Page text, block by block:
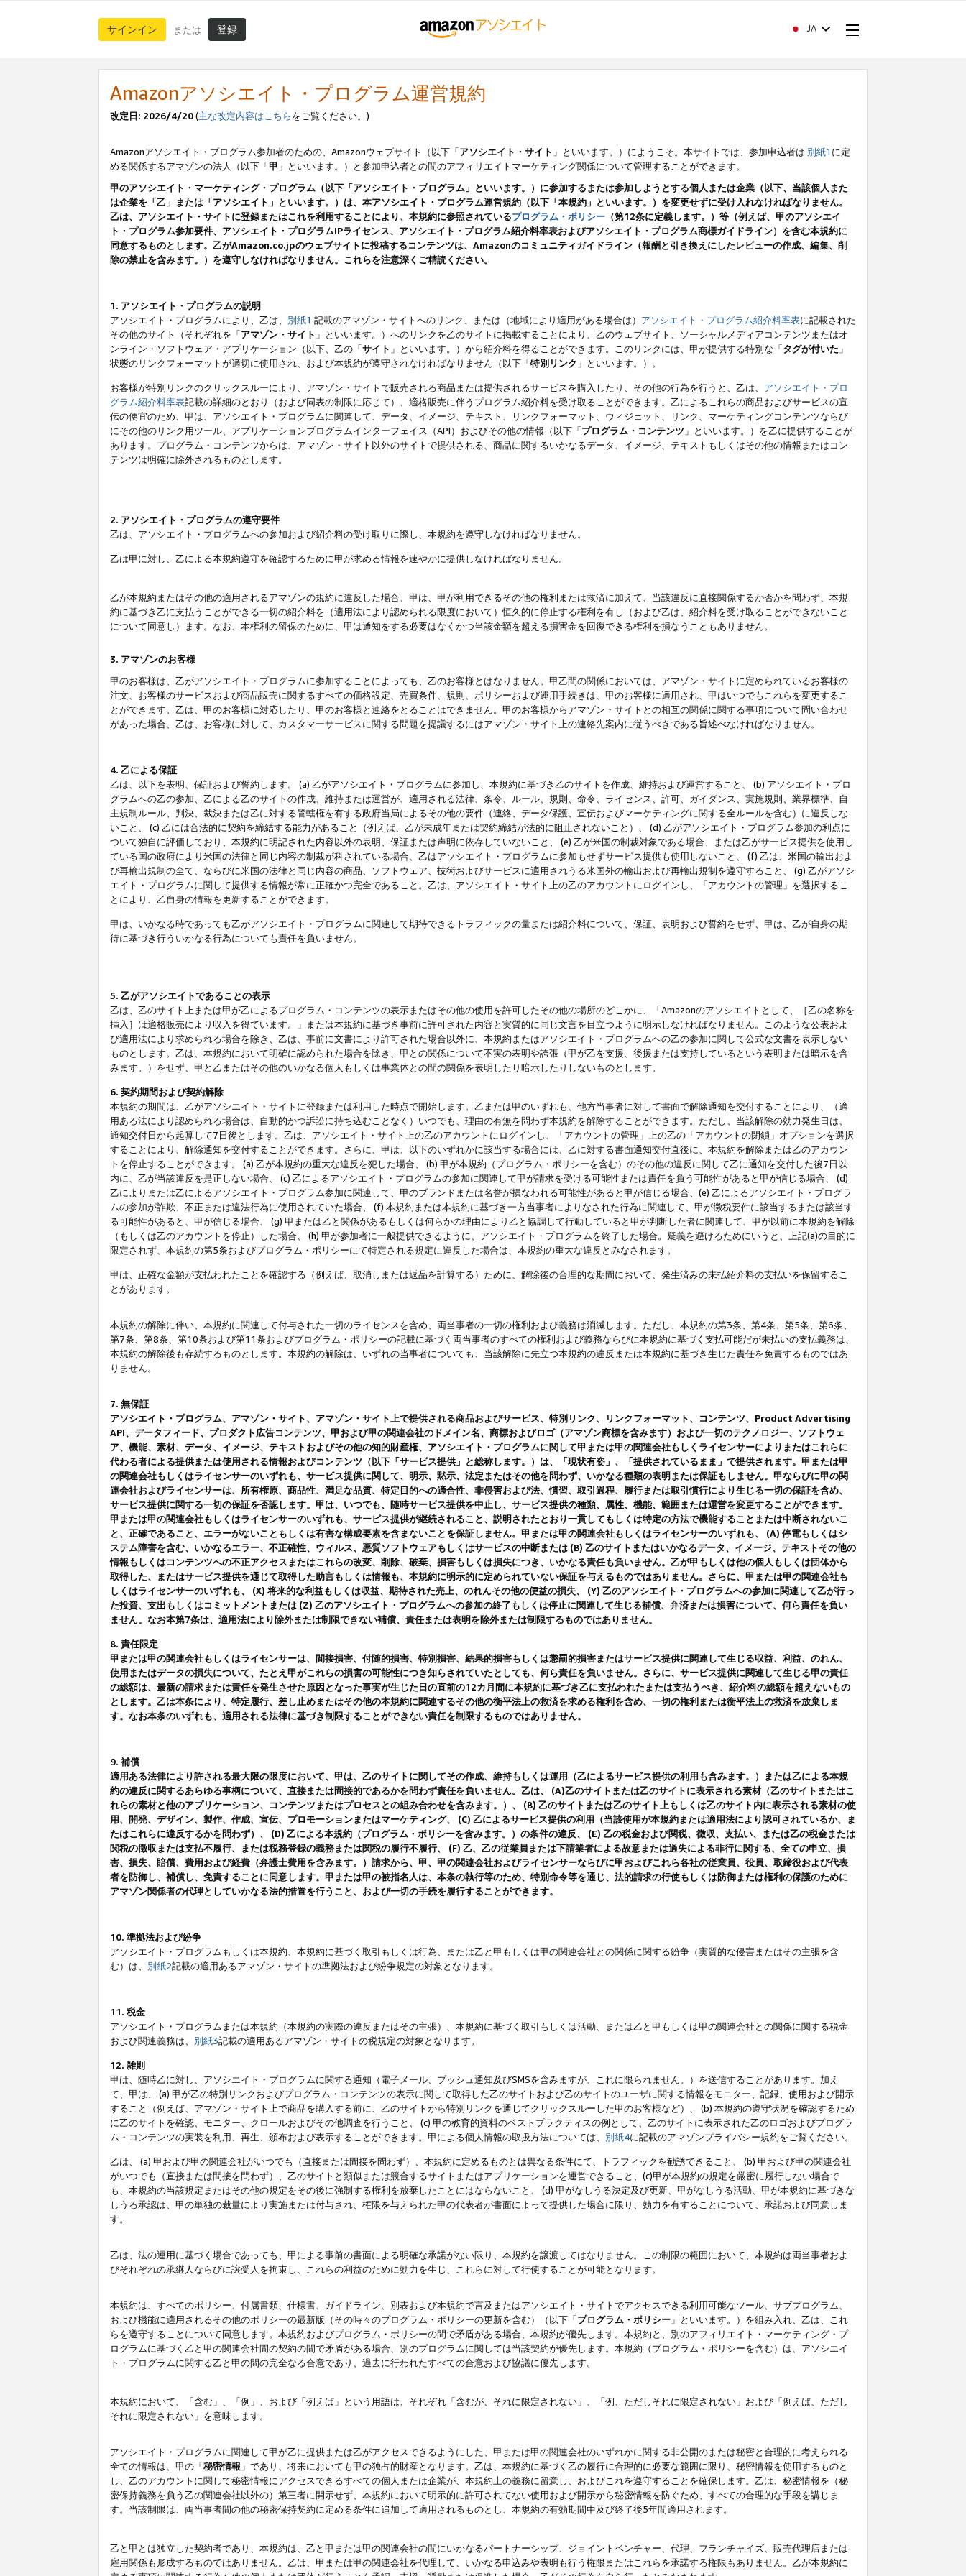
サインイン または 登録 JA
Amazonアソシエイト・プログラム運営規約
改定日: 2026/4/20(主な改定内容はこちらをご覧ください。)
Amazonアソシエイト・プログラム参加者のための、Amazonウェブサイト（以下「アソシエイト・サイト 」といいます。）にようこそ。本サイトでは、参加申込者は 別紙1 に定
める関係するアマゾンの法人（以下「甲 」といいます。）と参加申込者との間のアフィリエイトマーケティング関係について管理することができます。
甲のアソシエイト・マーケティング・プログラム（以下「アソシエイト・プログラム」といいます。）に参加するまたは参加しようとする個人または企業（以下、当該個人また
は企業を「乙」または「アソシエイト」といいます。）は、本アソシエイト・プログラム運営規約（以下「本規約」といいます。）を変更せずに受け入れなければなりません。
乙は、アソシエイト・サイトに登録またはこれを利用することにより、本規約に参照されているプログラム・ポリシー （第12条に定義します。）等（例えば、甲のアソシエイ
ト・プログラム参加要件、アソシエイト・プログラムIPライセンス、アソシエイト・プログラム紹介料率表およびアソシエイト・プログラム商標ガイドライン）を含む本規約に
同意するものとします。乙がAmazon.co.jpのウェブサイトに投稿するコンテンツは、Amazonのコミュニティガイドライン（報酬と引き換えにしたレビューの作成、編集、削
除の禁止を含みます。）を遵守しなければなりません。これらを注意深くご精読ください。
1. アソシエイト・プログラムの説明
アソシエイト・プログラムにより、乙は、 別紙1 記載のアマゾン・サイトへのリンク、または（地域により適用がある場合は） アソシエイト・プログラム紹介料率表に記載された
その他のサイト（それぞれを「アマゾン・サイト 」といいます。）へのリンクを乙のサイトに掲載することにより、乙のウェブサイト、ソーシャルメディアコンテンツまたはオ
ンライン・ソフトウェア・アプリケーション（以下、乙の「サイト 」といいます。）から紹介料を得ることができます。このリンクには、甲が提供する特別な「タグが付いた 」
状態のリンクフォーマットが適切に使用され、および本規約が遵守されなければなりません（以下「特別リンク 」といいます。）。
お客様が特別リンクのクリックスルーにより、アマゾン・サイトで販売される商品または提供されるサービスを購入したり、その他の行為を行うと、乙は、 アソシエイト・プロ
グラム紹介料率表記載の詳細のとおり（および同表の制限に応じて）、適格販売に伴うプログラム紹介料を受け取ることができます。乙によるこれらの商品およびサービスの宣
伝の便宜のため、甲は、アソシエイト・プログラムに関連して、データ、イメージ、テキスト、リンクフォーマット、ウィジェット、リンク、マーケティングコンテンツならび
にその他のリンク用ツール、アプリケーションプログラムインターフェイス（API）およびその他の情報（以下「プログラム・コンテンツ 」といいます。）を乙に提供することが
あります。プログラム・コンテンツからは、アマゾン・サイト以外のサイトで提供される、商品に関するいかなるデータ、イメージ、テキストもしくはその他の情報またはコン
テンツは明確に除外されるものとします。
2. アソシエイト・プログラムの遵守要件
乙は、アソシエイト・プログラムへの参加および紹介料の受け取りに際し、本規約を遵守しなければなりません。
乙は甲に対し、乙による本規約遵守を確認するために甲が求める情報を速やかに提供しなければなりません。
乙が本規約またはその他の適用されるアマゾンの規約に違反した場合、甲は、甲が利用できるその他の権利または救済に加えて、当該違反に直接関係するか否かを問わず、本規
約に基づき乙に支払うことができる一切の紹介料を（適用法により認められる限度において）恒久的に停止する権利を有し（および乙は、紹介料を受け取ることができないこと
について同意し）ます。なお、本権利の留保のために、甲は通知をする必要はなくかつ当該金額を超える損害金を回復できる権利を損なうこともありません。
3. アマゾンのお客様
甲のお客様は、乙がアソシエイト・プログラムに参加することによっても、乙のお客様とはなりません。甲乙間の関係においては、アマゾン・サイトに定められているお客様の
注文、お客様のサービスおよび商品販売に関するすべての価格設定、売買条件、規則、ポリシーおよび運用手続きは、甲のお客様に適用され、甲はいつでもこれらを変更するこ
とができます。乙は、甲のお客様に対応したり、甲のお客様と連絡をとることはできません。甲のお客様からアマゾン・サイトとの相互の関係に関する事項について問い合わせ
があった場合、乙は、お客様に対して、カスタマーサービスに関する問題を提議するにはアマゾン・サイト上の連絡先案内に従うべきである旨述べなければなりません。
4. 乙による保証
乙は、以下を表明、保証および誓約します。 (a) 乙がアソシエイト・プログラムに参加し、本規約に基づき乙のサイトを作成、維持および運営すること、 (b) アソシエイト・プロ
グラムへの乙の参加、乙による乙のサイトの作成、維持または運営が、適用される法律、条令、ルール、規則、命令、ライセンス、許可、ガイダンス、実施規則、業界標準、自
主規制ルール、判決、裁決または乙に対する管轄権を有する政府当局によるその他の要件（連絡、データ保護、宣伝およびマーケティングに関する全ルールを含む）に違反しな
いこと、 (c) 乙には合法的に契約を締結する能力があること（例えば、乙が未成年または契約締結が法的に阻止されないこと）、 (d) 乙がアソシエイト・プログラム参加の利点に
ついて独自に評価しており、本規約に明記された内容以外の表明、保証または声明に依存していないこと、 (e) 乙が米国の制裁対象である場合、または乙がサービス提供を使用し
ている国の政府により米国の法律と同じ内容の制裁が科されている場合、乙はアソシエイト・プログラムに参加もせずサービス提供も使用しないこと、 (f) 乙は、米国の輸出およ
び再輸出規制の全て、ならびに米国の法律と同じ内容の商品、ソフトウェア、技術およびサービスに適用されうる米国外の輸出および再輸出規制を遵守すること、 (g) 乙がアソシ
エイト・プログラムに関して提供する情報が常に正確かつ完全であること。乙は、アソシエイト・サイト上の乙のアカウントにログインし、「アカウントの管理」を選択するこ
とにより、乙自身の情報を更新することができます。
甲は、いかなる時であっても乙がアソシエイト・プログラムに関連して期待できるトラフィックの量または紹介料について、保証、表明および誓約をせず、甲は、乙が自身の期
待に基づき行ういかなる行為についても責任を負いません。
5. 乙がアソシエイトであることの表示
乙は、乙のサイト上または甲が乙によるプログラム・コンテンツの表示またはその他の使用を許可したその他の場所のどこかに、「Amazonのアソシエイトとして、［乙の名称を
挿入］は適格販売により収入を得ています。」または本規約に基づき事前に許可された内容と実質的に同じ文言を目立つように明示しなければなりません。このような公表およ
び適用法により求められる場合を除き、乙は、事前に文書により許可された場合以外に、本規約またはアソシエイト・プログラムへの乙の参加に関して公式な文書を表示しない
ものとします。乙は、本規約において明確に認められた場合を除き、甲との関係について不実の表明や誇張（甲が乙を支援、後援または支持しているという表明または暗示を含
みます。）をせず、甲と乙またはその他のいかなる個人もしくは事業体との間の関係を表明したり暗示したりしないものとします。
6. 契約期間および契約解除
本規約の期間は、乙がアソシエイト・サイトに登録または利用した時点で開始します。乙または甲のいずれも、他方当事者に対して書面で解除通知を交付することにより、（適
用ある法により認められる場合は、自動的かつ訴訟に持ち込むことなく）いつでも、理由の有無を問わず本規約を解除することができます。ただし、当該解除の効力発生日は、
通知交付日から起算して7日後とします。乙は、アソシエイト・サイト上の乙のアカウントにログインし、「アカウントの管理」上の乙の「アカウントの閉鎖」オプションを選択
することにより、解除通知を交付することができます。さらに、甲は、以下のいずれかに該当する場合には、乙に対する書面通知交付直後に、本規約を解除または乙のアカウン
トを停止することができます。 (a) 乙が本規約の重大な違反を犯した場合、 (b) 甲が本規約（プログラム・ポリシーを含む）のその他の違反に関して乙に通知を交付した後7日以
内に、乙が当該違反を是正しない場合、 (c) 乙によるアソシエイト・プログラムの参加に関連して甲が請求を受ける可能性または責任を負う可能性があると甲が信じる場合、 (d)
乙によりまたは乙によるアソシエイト・プログラム参加に関連して、甲のブランドまたは名誉が損なわれる可能性があると甲が信じる場合、(e) 乙によるアソシエイト・プログラ
ムの参加が詐欺、不正または違法行為に使用されていた場合、 (f) 本規約または本規約に基づき一方当事者によりなされた行為に関連して、甲が徴税要件に該当するまたは該当す
る可能性があると、甲が信じる場合、 (g) 甲または乙と関係があるもしくは何らかの理由により乙と協調して行動していると甲が判断した者に関連して、甲が以前に本規約を解除
（もしくは乙のアカウントを停止）した場合、 (h) 甲が参加者に一般提供できるように、アソシエイト・プログラムを終了した場合。疑義を避けるためにいうと、上記(a)の目的に
限定されず、本規約の第5条およびプログラム・ポリシーにて特定される規定に違反した場合は、本規約の重大な違反とみなされます。
甲は、正確な金額が支払われたことを確認する（例えば、取消しまたは返品を計算する）ために、解除後の合理的な期間において、発生済みの未払紹介料の支払いを保留するこ
とがあります。
本規約の解除に伴い、本規約に関連して付与された一切のライセンスを含め、両当事者の一切の権利および義務は消滅します。ただし、本規約の第3条、第4条、第5条、第6条、
第7条、第8条、第10条および第11条およびプログラム・ポリシーの記載に基づく両当事者のすべての権利および義務ならびに本規約に基づく支払可能だが未払いの支払義務は、
本規約の解除後も存続するものとします。本規約の解除は、いずれの当事者についても、当該解除に先立つ本規約の違反または本規約に基づき生じた責任を免責するものではあ
りません。
7. 無保証
アソシエイト・プログラム、アマゾン・サイト、アマゾン・サイト上で提供される商品およびサービス、特別リンク、リンクフォーマット、コンテンツ、Product Advertising
API、データフィード、プロダクト広告コンテンツ、甲および甲の関連会社のドメイン名、商標およびロゴ（アマゾン商標を含みます）および一切のテクノロジー、ソフトウェ
ア、機能、素材、データ、イメージ、テキストおよびその他の知的財産権、アソシエイト・プログラムに関して甲または甲の関連会社もしくライセンサーによりまたはこれらに
代わる者による提供または使用される情報およびコンテンツ（以下「サービス提供」と総称します。）は、「現状有姿」、「提供されているまま」で提供されます。甲または甲
の関連会社もしくはライセンサーのいずれも、サービス提供に関して、明示、黙示、法定またはその他を問わず、いかなる種類の表明または保証もしません。甲ならびに甲の関
連会社およびライセンサーは、所有権原、商品性、満足な品質、特定目的への適合性、非侵害および法、慣習、取引過程、履行または取引慣行により生じる一切の保証を含め、
サービス提供に関する一切の保証を否認します。甲は、いつでも、随時サービス提供を中止し、サービス提供の種類、属性、機能、範囲または運営を変更することができます。
甲または甲の関連会社もしくはライセンサーのいずれも、サービス提供が継続されること、説明されたとおり一貫してもしくは特定の方法で機能することまたは中断されないこ
と、正確であること、エラーがないこともしくは有害な構成要素を含まないことを保証しません。甲または甲の関連会社もしくはライセンサーのいずれも、 (A) 停電もしくはシ
ステム障害を含む、いかなるエラー、不正確性、ウィルス、悪質ソフトウェアもしくはサービスの中断または (B) 乙のサイトまたはいかなるデータ、イメージ、テキストその他の
情報もしくはコンテンツへの不正アクセスまたはこれらの改変、削除、破棄、損害もしくは損失につき、いかなる責任も負いません。乙が甲もしくは他の個人もしくは団体から
取得した、またはサービス提供を通じて取得した助言もしくは情報も、本規約に明示的に定められていない保証を与えるものではありません。さらに、甲または甲の関連会社も
しくはライセンサーのいずれも、 (X) 将来的な利益もしくは収益、期待された売上、のれんその他の便益の損失、 (Y) 乙のアソシエイト・プログラムへの参加に関連して乙が行っ
た投資、支出もしくはコミットメントまたは (Z) 乙のアソシエイト・プログラムへの参加の終了もしくは停止に関連して生じる補償、弁済または損害について、何ら責任を負い
ません。なお本第7条は、適用法により除外または制限できない補償、責任または表明を除外または制限するものではありません。
8. 責任限定
甲または甲の関連会社もしくはライセンサーは、間接損害、付随的損害、特別損害、結果的損害もしくは懲罰的損害またはサービス提供に関連して生じる収益、利益、のれん、
使用またはデータの損失について、たとえ甲がこれらの損害の可能性につき知らされていたとしても、何ら責任を負いません。さらに、サービス提供に関連して生じる甲の責任
の総額は、最新の請求または責任を発生させた原因となった事実が生じた日の直前の12カ月間に本規約に基づき乙に支払われたまたは支払うべき、紹介料の総額を超えないもの
とします。乙は本条により、特定履行、差し止めまたはその他の本規約に関連するその他の衡平法上の救済を求める権利を含め、一切の権利または衡平法上の救済を放棄しま
す。なお本条のいずれも、適用される法律に基づき制限することができない責任を制限するものではありません。
9. 補償
適用ある法律により許される最大限の限度において、甲は、乙のサイトに関してその作成、維持もしくは運用（乙によるサービス提供の利用も含みます。）または乙による本規
約の違反に関するあらゆる事柄について、直接または間接的であるかを問わず責任を負いません。乙は、 (A)乙のサイトまたは乙のサイトに表示される素材（乙のサイトまたはこ
れらの素材と他のアプリケーション、コンテンツまたはプロセスとの組み合わせを含みます。）、 (B) 乙のサイトまたは乙のサイト上もしくは乙のサイト内に表示される素材の使
用、開発、デザイン、製作、作成、宣伝、プロモーションまたはマーケティング、 (C) 乙によるサービス提供の利用（当該使用が本規約または適用法により認可されているか、ま
たはこれらに違反するかを問わず）、 (D) 乙による本規約（プログラム・ポリシーを含みます。）の条件の違反、 (E) 乙の税金および関税、徴収、支払い、または乙の税金または
関税の徴収または支払不履行、または税務登録の義務または関税の履行不履行、 (F) 乙、乙の従業員または下請業者による故意または過失による非行に関する、全ての申立、損
害、損失、賠償、費用および経費（弁護士費用を含みます。）請求から、甲、甲の関連会社およびライセンサーならびに甲およびこれら各社の従業員、役員、取締役および代表
者を防御し、補償し、免責することに同意します。甲または甲の被指名人は、本条の執行等のため、特別命令等を通じ、法的請求の行使もしくは防御または権利の保護のために
アマゾン関係者の代理としていかなる法的措置を行うこと、および一切の手続を履行することができます。
10. 準拠法および紛争
アソシエイト・プログラムもしくは本規約、本規約に基づく取引もしくは行為、または乙と甲もしくは甲の関連会社との関係に関する紛争（実質的な侵害またはその主張を含
む）は、 別紙2記載の適用あるアマゾン・サイトの準拠法および紛争規定の対象となります。
11. 税金
アソシエイト・プログラムまたは本規約（本規約の実際の違反またはその主張）、本規約に基づく取引もしくは活動、または乙と甲もしくは甲の関連会社との関係に関する税金
および関連義務は、 別紙3記載の適用あるアマゾン・サイトの税規定の対象となります。
12. 雑則
甲は、随時乙に対し、アソシエイト・プログラムに関する通知（電子メール、プッシュ通知及びSMSを含みますが、これに限られません。）を送信することがあります。加え
て、甲は、 (a) 甲が乙の特別リンクおよびプログラム・コンテンツの表示に関して取得した乙のサイトおよび乙のサイトのユーザに関する情報をモニター、記録、使用および開示
すること（例えば、アマゾン・サイト上で商品を購入する前に、乙のサイトから特別リンクを通じてクリックスルーした甲のお客様など）、 (b) 本規約の遵守状況を確認するため
に乙のサイトを確認、モニター、クロールおよびその他調査を行うこと、 (c) 甲の教育的資料のベストプラクティスの例として、乙のサイトに表示された乙のロゴおよびプログラ
ム・コンテンツの実装を利用、再生、頒布および表示することができます。甲による個人情報の取扱方法については、 別紙4に記載のアマゾンプライバシー規約をご覧ください。
乙は、 (a) 甲および甲の関連会社がいつでも（直接または間接を問わず）、本規約に定めるものとは異なる条件にて、トラフィックを勧誘できること、 (b) 甲および甲の関連会社
がいつでも（直接または間接を問わず）、乙のサイトと類似または競合するサイトまたはアプリケーションを運営できること、(c)甲が本規約の規定を厳密に履行しない場合で
も、本規約の当該規定またはその他の規定をその後に強制する権利を放棄したことにはならないこと、 (d) 甲がなしうる決定及び更新、甲がなしうる活動、甲が本規約に基づきな
しうる承認は、甲の単独の裁量により実施または付与され、権限を与えられた甲の代表者が書面によって提供した場合に限り、効力を有することについて、承諾および同意しま
す。
乙は、法の運用に基づく場合であっても、甲による事前の書面による明確な承諾がない限り、本規約を譲渡してはなりません。この制限の範囲において、本規約は両当事者およ
びそれぞれの承継人ならびに譲受人を拘束し、これらの利益のために効力を生じ、これらに対して行使することが可能となります。
本規約は、すべてのポリシー、付属書類、仕様書、ガイドライン、別表および本規約で言及またはアソシエイト・サイトでアクセスできる利用可能なツール、サブプログラム、
および機能に適用されるその他のポリシーの最新版（その時々のプログラム・ポリシーの更新を含む）（以下「プログラム・ポリシー 」といいます。）を組み入れ、乙は、これ
らを遵守することについて同意します。本規約およびプログラム・ポリシーの間で矛盾がある場合、本規約が優先します。本規約と、別のアフィリエイト・マーケティング・プ
ログラムに基づく乙と甲の関連会社間の契約の間で矛盾がある場合、別のプログラムに関しては当該契約が優先します。本規約（プログラム・ポリシーを含む）は、アソシエイ
ト・プログラムに関する乙と甲の間の完全なる合意であり、過去に行われたすべての合意および協議に優先します。
本規約において、「含む」、「例」、および「例えば」という用語は、それぞれ「含むが、それに限定されない」、「例、ただしそれに限定されない」および「例えば、ただし
それに限定されない」を意味します。
アソシエイト・プログラムに関連して甲が乙に提供または乙がアクセスできるようにした、甲または甲の関連会社のいずれかに関する非公開のまたは秘密と合理的に考えられる
全ての情報は、甲の「秘密情報 」であり、将来においても甲の独占的財産となります。乙は、本規約に基づく乙の履行に合理的に必要な範囲に限り、秘密情報を使用するものと
し、乙のアカウントに関して秘密情報にアクセスできるすべての個人または企業が、本規約上の義務に留意し、およびこれを遵守することを確保します。乙は、秘密情報を（秘
密保持義務を負う乙の関連会社以外の）第三者に開示せず、本規約において明示的に許可されてない使用および開示から秘密情報を防ぐため、すべての合理的な手段を講じま
す。当該制限は、両当事者間の他の秘密保持契約に定める条件に追加して適用されるものとし、本規約の有効期間中及び終了後5年間適用されます。
乙と甲とは独立した契約者であり、本規約は、乙と甲または甲の関連会社の間にいかなるパートナーシップ、ジョイントベンチャー、代理、フランチャイズ、販売代理店または
雇用関係も形成するものではありません。乙は、甲または甲の関連会社を代理して、いかなる申込みや表明も行う権限またはこれらを承諾する権限もありません。乙が本規約に